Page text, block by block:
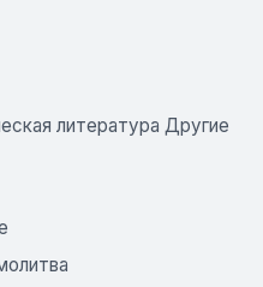
литература Другие